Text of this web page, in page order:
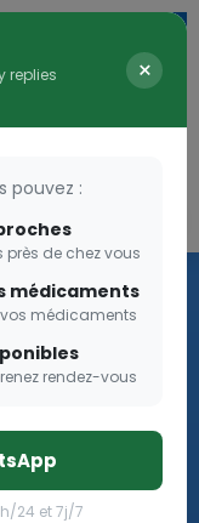
qui tombent à
replies
×
pouvez :
de chez vous
médicaments
médicaments
rendez-vous
24 et 7j/7